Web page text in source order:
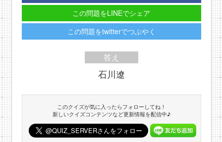
この問題をLINEでシェア
この問題をtwitterでつぶやく
答え
石川遼
このクイズが気に入ったらフォローしてね！
新しいクイズコンテンツなど更新情報を配信中♪